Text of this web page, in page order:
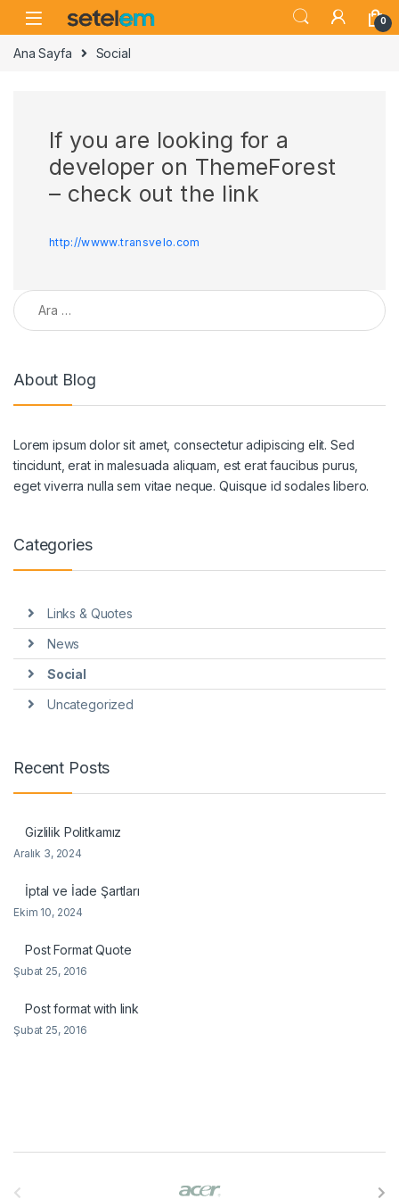
Skip to navigation
Skip to content
0
Ana Sayfa Social
If you are looking for a
developer on ThemeForest
– check out the link
http://wwww.transvelo.com
Arama:
About Blog
Lorem ipsum dolor sit amet, consectetur adipiscing elit. Sed
tincidunt, erat in malesuada aliquam, est erat faucibus purus,
eget viverra nulla sem vitae neque. Quisque id sodales libero.
Categories
Links & Quotes
News
Social
Uncategorized
Recent Posts
Gizlilik Politkamız
Aralık 3, 2024
İptal ve İade Şartları
Ekim 10, 2024
Post Format Quote
Şubat 25, 2016
Post format with link
Şubat 25, 2016